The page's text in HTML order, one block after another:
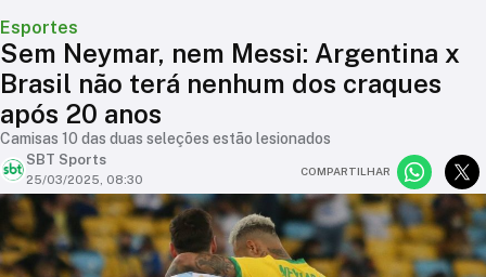
Esportes
Sem Neymar, nem Messi: Argentina x
Brasil não terá nenhum dos craques
após 20 anos
Camisas 10 das duas seleções estão lesionados
SBT Sports
25/03/2025, 08:30
COMPARTILHAR